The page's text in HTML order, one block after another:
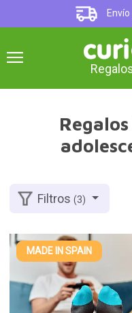
Filtros(3)
MADE IN SPAIN